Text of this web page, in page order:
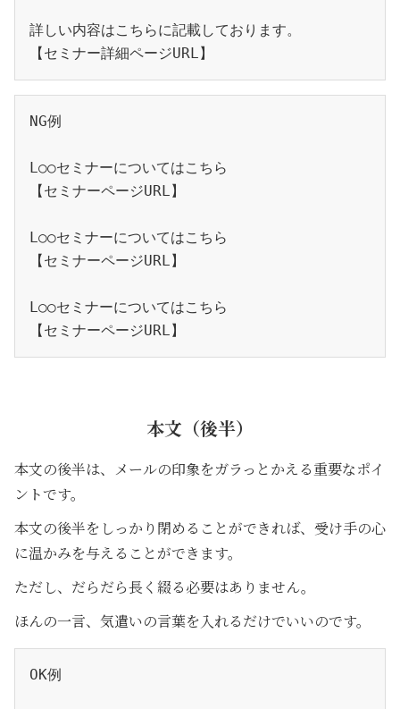
詳しい内容はこちらに記載しております。
【セミナー詳細ページURL】
NG例
L○○セミナーについてはこちら
【セミナーページURL】
L○○セミナーについてはこちら
【セミナーページURL】
L○○セミナーについてはこちら
【セミナーページURL】
本文（後半）
本文の後半は、メールの印象をガラっとかえる重要なポイ
ントです。
本文の後半をしっかり閉めることができれば、受け手の心
に温かみを与えることができます。
ただし、だらだら長く綴る必要はありません。
ほんの一言、気遣いの言葉を入れるだけでいいのです。
OK例